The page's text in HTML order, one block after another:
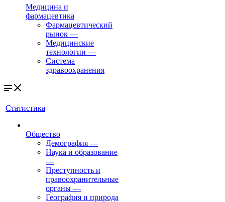
Медицина и
фармацевтика
Фармацевтический
рынок —
Медицинские
технологии —
Система
здравоохранения
Статистика
Общество
Демография —
Наука и образование
—
Преступность и
правоохранительные
органы —
География и природа